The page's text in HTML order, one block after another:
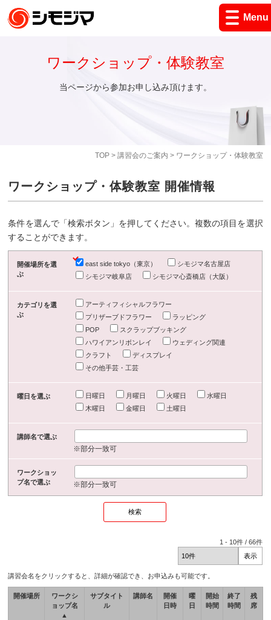
Menu
TOP> 講習会のご案内 > ワークショップ・体験教室
ワークショップ・体験教室
当ページから参加お申し込み頂けます。
ワークショップ・体験教室 開催情報
条件を選んで「検索ボタン」を押してください。複数の項目を選択
することができます。
開催場所を選
ぶ
east side tokyo（東京）
シモジマ名古屋店
シモジマ岐阜店
シモジマ心斎橋店（大阪）
カテゴリを選
ぶ
アーティフィシャルフラワー
プリザーブドフラワー
ラッピング
POP
スクラップブッキング
ハワイアンリボンレイ
ウェディング関連
クラフト
ディスプレイ
その他手芸・工芸
曜日を選ぶ 日曜日 月曜日 火曜日
水曜日
木曜日
金曜日 土曜日
講師名で選ぶ
※部分一致可
ワークショッ
プ名で選ぶ
※部分一致可
1 - 10件 /66件
講習会名をクリックすると、詳細が確認でき、お申込みも可能です。
開催場所
ワークシ
ョップ名
▲
サブタイト
ル
講師名
開催
日時
曜
日
開始
時間
終了
時間
残
席